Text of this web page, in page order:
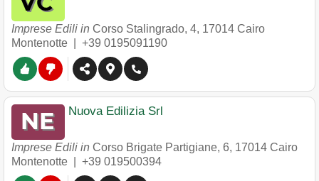
Imprese Edili in Corso Stalingrado, 4, 17014 Cairo
Montenotte
+39 0195091190
Nuova Edilizia Srl
Imprese Edili in Corso Brigate Partigiane, 6, 17014 Cairo
Montenotte
+39 019500394